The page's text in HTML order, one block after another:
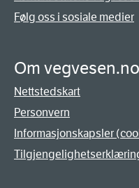
Følg oss i sosiale medier
Om vegvesen.no
Nettstedskart
Personvern
Informasjonskapsler